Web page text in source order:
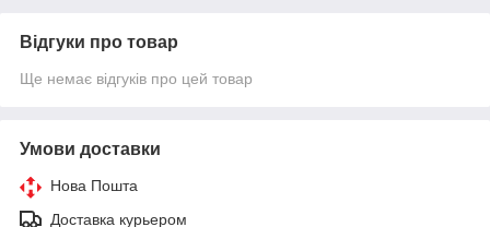
Відгуки про товар
Ще немає відгуків про цей товар
Умови доставки
Нова Пошта
Доставка курьером